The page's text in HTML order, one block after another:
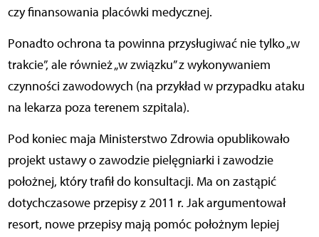
czy finansowania placówki medycznej.
Ponadto ochrona ta powinna przysługiwać nie tylko „w
trakcie”, ale również „w związku” z wykonywaniem
czynności zawodowych (na przykład w przypadku ataku
na lekarza poza terenem szpitala).
Pod koniec maja Ministerstwo Zdrowia opublikowało
projekt ustawy o zawodzie pielęgniarki i zawodzie
położnej, który trafił do konsultacji. Ma on zastąpić
dotychczasowe przepisy z 2011 r. Jak argumentował
resort, nowe przepisy mają pomóc położnym lepiej